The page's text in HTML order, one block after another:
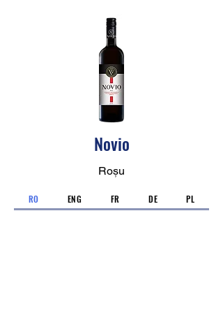
Novio
Roșu
RO ENG FR DE PL